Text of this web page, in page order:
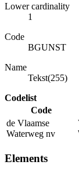
Lower cardinality
1
Code
BGUNST
Name
Tekst(255)
Codelist
Code
de Vlaamse
Waterweg nv
Elements